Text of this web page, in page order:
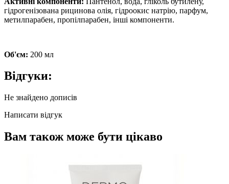
гідрогенізована рицинова олія, гідроокис натрію, парфум,
метилпарабен, пропілпарабен, інші компоненти.
Об'єм: 200 мл
Відгуки:
Не знайдено дописів
Написати відгук
Вам також може бути цікаво